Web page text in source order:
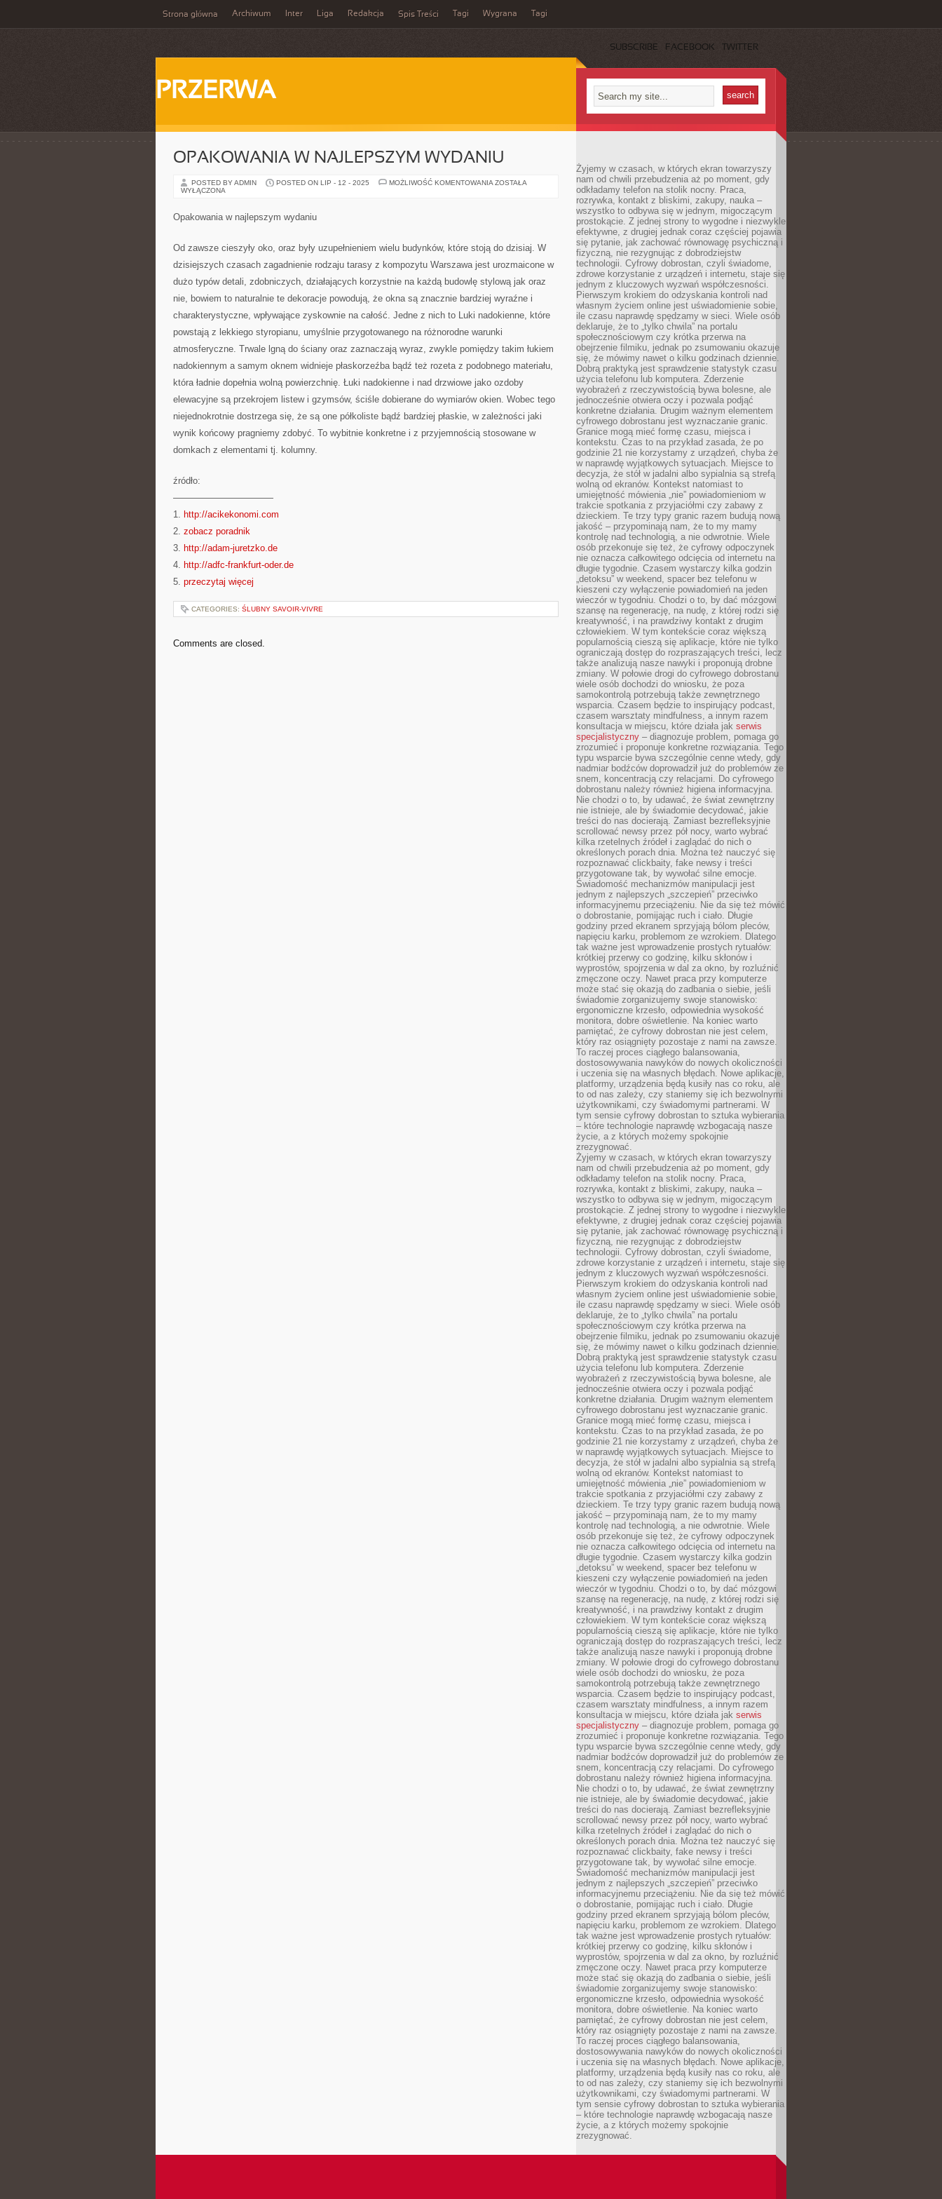
Strona główna Archiwum Inter Liga Redakcja Spis Treści Tagi Wygrana Tagi
SUBSCRIBE FACEBOOK TWITTER
PRZERWA
OPAKOWANIA W NAJLEPSZYM WYDANIU
POSTED BY ADMIN POSTED ON LIP - 12 - 2025 MOŻLIWOŚĆ KOMENTOWANIA OPAKOWANIA
ZOSTAŁA
WYŁĄCZONA
Opakowania w najlepszym wydaniu
Od zawsze cieszyły oko, oraz były uzupełnieniem wielu budynków, które stoją do dzisiaj. W
dzisiejszych czasach zagadnienie rodzaju tarasy z kompozytu Warszawa jest urozmaicone w
dużo typów detali, zdobniczych, działających korzystnie na każdą budowlę stylową jak oraz
nie, bowiem to naturalnie te dekoracje powodują, że okna są znacznie bardziej wyraźne i
charakterystyczne, wpływające zyskownie na całość. Jedne z nich to Luki nadokienne, które
powstają z lekkiego styropianu, umyślnie przygotowanego na różnorodne warunki
atmosferyczne. Trwale lgną do ściany oraz zaznaczają wyraz, zwykle pomiędzy takim łukiem
nadokiennym a samym oknem widnieje płaskorzeźba bądź też rozeta z podobnego materiału,
która ładnie dopełnia wolną powierzchnię. Łuki nadokienne i nad drzwiowe jako ozdoby
elewacyjne są przekrojem listew i gzymsów, ściśle dobierane do wymiarów okien. Wobec tego
niejednokrotnie dostrzega się, że są one półkoliste bądź bardziej płaskie, w zależności jaki
wynik końcowy pragniemy zdobyć. To wybitnie konkretne i z przyjemnością stosowane w
domkach z elementami tj. kolumny.
źródło:
———————————
1. http://acikekonomi.com
2. zobacz poradnik
3. http://adam-juretzko.de
4. http://adfc-frankfurt-oder.de
5. przeczytaj więcej
CATEGORIES: ŚLUBNY SAVOIR-VIVRE
Comments are closed.
Żyjemy w czasach, w których ekran towarzyszy
nam od chwili przebudzenia aż po moment, gdy
odkładamy telefon na stolik nocny. Praca,
rozrywka, kontakt z bliskimi, zakupy, nauka –
wszystko to odbywa się w jednym, migoczącym
prostokącie. Z jednej strony to wygodne i niezwykle
efektywne, z drugiej jednak coraz częściej pojawia
się pytanie, jak zachować równowagę psychiczną i
fizyczną, nie rezygnując z dobrodziejstw
technologii. Cyfrowy dobrostan, czyli świadome,
zdrowe korzystanie z urządzeń i internetu, staje się
jednym z kluczowych wyzwań współczesności.
Pierwszym krokiem do odzyskania kontroli nad
własnym życiem online jest uświadomienie sobie,
ile czasu naprawdę spędzamy w sieci. Wiele osób
deklaruje, że to „tylko chwila” na portalu
społecznościowym czy krótka przerwa na
obejrzenie filmiku, jednak po zsumowaniu okazuje
się, że mówimy nawet o kilku godzinach dziennie.
Dobrą praktyką jest sprawdzenie statystyk czasu
użycia telefonu lub komputera. Zderzenie
wyobrażeń z rzeczywistością bywa bolesne, ale
jednocześnie otwiera oczy i pozwala podjąć
konkretne działania. Drugim ważnym elementem
cyfrowego dobrostanu jest wyznaczanie granic.
Granice mogą mieć formę czasu, miejsca i
kontekstu. Czas to na przykład zasada, że po
godzinie 21 nie korzystamy z urządzeń, chyba że
w naprawdę wyjątkowych sytuacjach. Miejsce to
decyzja, że stół w jadalni albo sypialnia są strefą
wolną od ekranów. Kontekst natomiast to
umiejętność mówienia „nie” powiadomieniom w
trakcie spotkania z przyjaciółmi czy zabawy z
dzieckiem. Te trzy typy granic razem budują nową
jakość – przypominają nam, że to my mamy
kontrolę nad technologią, a nie odwrotnie. Wiele
osób przekonuje się też, że cyfrowy odpoczynek
nie oznacza całkowitego odcięcia od internetu na
długie tygodnie. Czasem wystarczy kilka godzin
„detoksu” w weekend, spacer bez telefonu w
kieszeni czy wyłączenie powiadomień na jeden
wieczór w tygodniu. Chodzi o to, by dać mózgowi
szansę na regenerację, na nudę, z której rodzi się
kreatywność, i na prawdziwy kontakt z drugim
człowiekiem. W tym kontekście coraz większą
popularnością cieszą się aplikacje, które nie tylko
ograniczają dostęp do rozpraszających treści, lecz
także analizują nasze nawyki i proponują drobne
zmiany. W połowie drogi do cyfrowego dobrostanu
wiele osób dochodzi do wniosku, że poza
samokontrolą potrzebują także zewnętrznego
wsparcia. Czasem będzie to inspirujący podcast,
czasem warsztaty mindfulness, a innym razem
konsultacja w miejscu, które działa jak serwis
specjalistyczny – diagnozuje problem, pomaga go
zrozumieć i proponuje konkretne rozwiązania. Tego
typu wsparcie bywa szczególnie cenne wtedy, gdy
nadmiar bodźców doprowadził już do problemów ze
snem, koncentracją czy relacjami. Do cyfrowego
dobrostanu należy również higiena informacyjna.
Nie chodzi o to, by udawać, że świat zewnętrzny
nie istnieje, ale by świadomie decydować, jakie
treści do nas docierają. Zamiast bezrefleksyjnie
scrollować newsy przez pół nocy, warto wybrać
kilka rzetelnych źródeł i zaglądać do nich o
określonych porach dnia. Można też nauczyć się
rozpoznawać clickbaity, fake newsy i treści
przygotowane tak, by wywołać silne emocje.
Świadomość mechanizmów manipulacji jest
jednym z najlepszych „szczepień” przeciwko
informacyjnemu przeciążeniu. Nie da się też mówić
o dobrostanie, pomijając ruch i ciało. Długie
godziny przed ekranem sprzyjają bólom pleców,
napięciu karku, problemom ze wzrokiem. Dlatego
tak ważne jest wprowadzenie prostych rytuałów:
krótkiej przerwy co godzinę, kilku skłonów i
wyprostów, spojrzenia w dal za okno, by rozluźnić
zmęczone oczy. Nawet praca przy komputerze
może stać się okazją do zadbania o siebie, jeśli
świadomie zorganizujemy swoje stanowisko:
ergonomiczne krzesło, odpowiednia wysokość
monitora, dobre oświetlenie. Na koniec warto
pamiętać, że cyfrowy dobrostan nie jest celem,
który raz osiągnięty pozostaje z nami na zawsze.
To raczej proces ciągłego balansowania,
dostosowywania nawyków do nowych okoliczności
i uczenia się na własnych błędach. Nowe aplikacje,
platformy, urządzenia będą kusiły nas co roku, ale
to od nas zależy, czy staniemy się ich bezwolnymi
użytkownikami, czy świadomymi partnerami. W
tym sensie cyfrowy dobrostan to sztuka wybierania
– które technologie naprawdę wzbogacają nasze
życie, a z których możemy spokojnie
zrezygnować.
Żyjemy w czasach, w których ekran towarzyszy
nam od chwili przebudzenia aż po moment, gdy
odkładamy telefon na stolik nocny. Praca,
rozrywka, kontakt z bliskimi, zakupy, nauka –
wszystko to odbywa się w jednym, migoczącym
prostokącie. Z jednej strony to wygodne i niezwykle
efektywne, z drugiej jednak coraz częściej pojawia
się pytanie, jak zachować równowagę psychiczną i
fizyczną, nie rezygnując z dobrodziejstw
technologii. Cyfrowy dobrostan, czyli świadome,
zdrowe korzystanie z urządzeń i internetu, staje się
jednym z kluczowych wyzwań współczesności.
Pierwszym krokiem do odzyskania kontroli nad
własnym życiem online jest uświadomienie sobie,
ile czasu naprawdę spędzamy w sieci. Wiele osób
deklaruje, że to „tylko chwila” na portalu
społecznościowym czy krótka przerwa na
obejrzenie filmiku, jednak po zsumowaniu okazuje
się, że mówimy nawet o kilku godzinach dziennie.
Dobrą praktyką jest sprawdzenie statystyk czasu
użycia telefonu lub komputera. Zderzenie
wyobrażeń z rzeczywistością bywa bolesne, ale
jednocześnie otwiera oczy i pozwala podjąć
konkretne działania. Drugim ważnym elementem
cyfrowego dobrostanu jest wyznaczanie granic.
Granice mogą mieć formę czasu, miejsca i
kontekstu. Czas to na przykład zasada, że po
godzinie 21 nie korzystamy z urządzeń, chyba że
w naprawdę wyjątkowych sytuacjach. Miejsce to
decyzja, że stół w jadalni albo sypialnia są strefą
wolną od ekranów. Kontekst natomiast to
umiejętność mówienia „nie” powiadomieniom w
trakcie spotkania z przyjaciółmi czy zabawy z
dzieckiem. Te trzy typy granic razem budują nową
jakość – przypominają nam, że to my mamy
kontrolę nad technologią, a nie odwrotnie. Wiele
osób przekonuje się też, że cyfrowy odpoczynek
nie oznacza całkowitego odcięcia od internetu na
długie tygodnie. Czasem wystarczy kilka godzin
„detoksu” w weekend, spacer bez telefonu w
kieszeni czy wyłączenie powiadomień na jeden
wieczór w tygodniu. Chodzi o to, by dać mózgowi
szansę na regenerację, na nudę, z której rodzi się
kreatywność, i na prawdziwy kontakt z drugim
człowiekiem. W tym kontekście coraz większą
popularnością cieszą się aplikacje, które nie tylko
ograniczają dostęp do rozpraszających treści, lecz
także analizują nasze nawyki i proponują drobne
zmiany. W połowie drogi do cyfrowego dobrostanu
wiele osób dochodzi do wniosku, że poza
samokontrolą potrzebują także zewnętrznego
wsparcia. Czasem będzie to inspirujący podcast,
czasem warsztaty mindfulness, a innym razem
konsultacja w miejscu, które działa jak serwis
specjalistyczny – diagnozuje problem, pomaga go
zrozumieć i proponuje konkretne rozwiązania. Tego
typu wsparcie bywa szczególnie cenne wtedy, gdy
nadmiar bodźców doprowadził już do problemów ze
snem, koncentracją czy relacjami. Do cyfrowego
dobrostanu należy również higiena informacyjna.
Nie chodzi o to, by udawać, że świat zewnętrzny
nie istnieje, ale by świadomie decydować, jakie
treści do nas docierają. Zamiast bezrefleksyjnie
scrollować newsy przez pół nocy, warto wybrać
kilka rzetelnych źródeł i zaglądać do nich o
określonych porach dnia. Można też nauczyć się
rozpoznawać clickbaity, fake newsy i treści
przygotowane tak, by wywołać silne emocje.
Świadomość mechanizmów manipulacji jest
jednym z najlepszych „szczepień” przeciwko
informacyjnemu przeciążeniu. Nie da się też mówić
o dobrostanie, pomijając ruch i ciało. Długie
godziny przed ekranem sprzyjają bólom pleców,
napięciu karku, problemom ze wzrokiem. Dlatego
tak ważne jest wprowadzenie prostych rytuałów:
krótkiej przerwy co godzinę, kilku skłonów i
wyprostów, spojrzenia w dal za okno, by rozluźnić
zmęczone oczy. Nawet praca przy komputerze
może stać się okazją do zadbania o siebie, jeśli
świadomie zorganizujemy swoje stanowisko:
ergonomiczne krzesło, odpowiednia wysokość
monitora, dobre oświetlenie. Na koniec warto
pamiętać, że cyfrowy dobrostan nie jest celem,
który raz osiągnięty pozostaje z nami na zawsze.
To raczej proces ciągłego balansowania,
dostosowywania nawyków do nowych okoliczności
i uczenia się na własnych błędach. Nowe aplikacje,
platformy, urządzenia będą kusiły nas co roku, ale
to od nas zależy, czy staniemy się ich bezwolnymi
użytkownikami, czy świadomymi partnerami. W
tym sensie cyfrowy dobrostan to sztuka wybierania
– które technologie naprawdę wzbogacają nasze
życie, a z których możemy spokojnie
zrezygnować.